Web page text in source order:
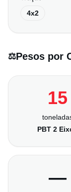
4x2
⚖️Pesos por
15
PBT 2
—